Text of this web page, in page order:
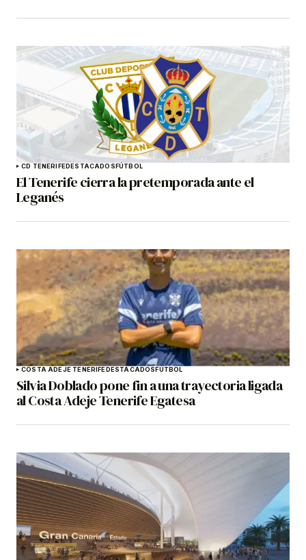
CD TENERIFEDESTACADOSFÚTBOL
El Tenerife cierra la pretemporada ante el
Leganés
COSTA ADEJE TENERIFEDESTACADOSFÚTBOL
Silvia Doblado pone fin a una trayectoria ligada
al Costa Adeje Tenerife Egatesa